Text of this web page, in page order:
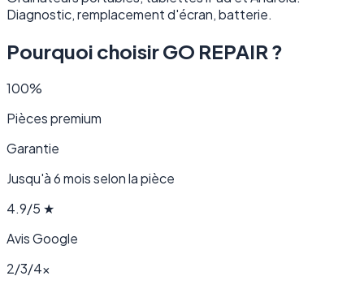
Diagnostic, remplacement d'écran, batterie.
Pourquoi choisir GO REPAIR ?
100%
Pièces premium
Garantie
Jusqu'à 6 mois selon la pièce
4.9/5 ★
Avis Google
2/3/4×